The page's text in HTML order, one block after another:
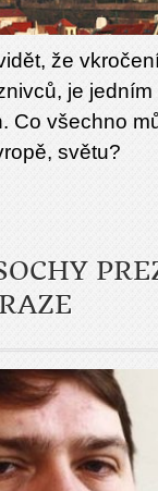
že
je
Co všechno
světu?